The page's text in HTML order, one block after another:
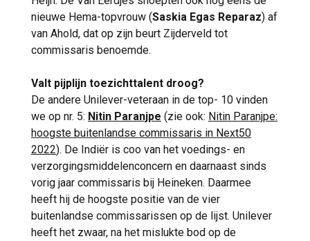
nieuwe Hema-topvrouw (Saskia Egas Reparaz) af
van Ahold, dat op zijn beurt Zijderveld tot
commissaris benoemde.
Valt pijplijn toezichttalent droog?
De andere Unilever-veteraan in de top- 10 vinden
we op nr. 5: Nitin Paranjpe (zie ook: Nitin Paranjpe:
hoogste buitenlandse commissaris in Next50
2022). De Indiër is coo van het voedings- en
verzorgingsmiddelenconcern en daarnaast sinds
vorig jaar commissaris bij Heineken. Daarmee
heeft hij de hoogste positie van de vier
buitenlandse commissarissen op de lijst. Unilever
heeft het zwaar, na het mislukte bod op de